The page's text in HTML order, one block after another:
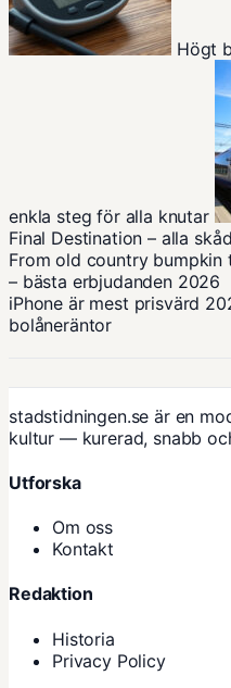
Högt
enkla steg för alla knutar
Final Destination – alla
From old country bumpkin
– bästa erbjudanden 2026
iPhone är mest prisvärd
bolåneräntor
stadstidningen.se är en
kultur — kurerad, snabb
Utforska
Om oss
Kontakt
Redaktion
Historia
Privacy Policy